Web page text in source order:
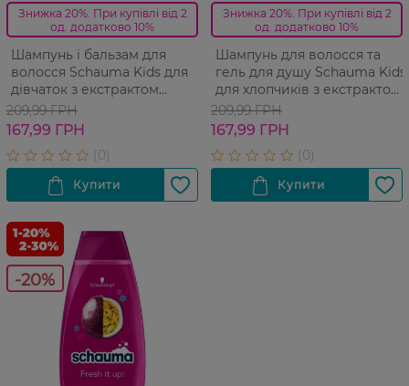
Знижка 20%. При купівлі від 2
од. додатково 10%
Шампунь і бальзам для
волосся Schauma Kids для
дівчаток з екстрактом
малини 400 мл
209,99 ГРН
167,99 ГРН
Знижка 20%. При купівлі від 2
од. додатково 10%
Шампунь для волосся та
гель для душу Schauma Kids
для хлопчиків з екстрактом
чорниці 400 мл
209,99 ГРН
167,99 ГРН
-20%